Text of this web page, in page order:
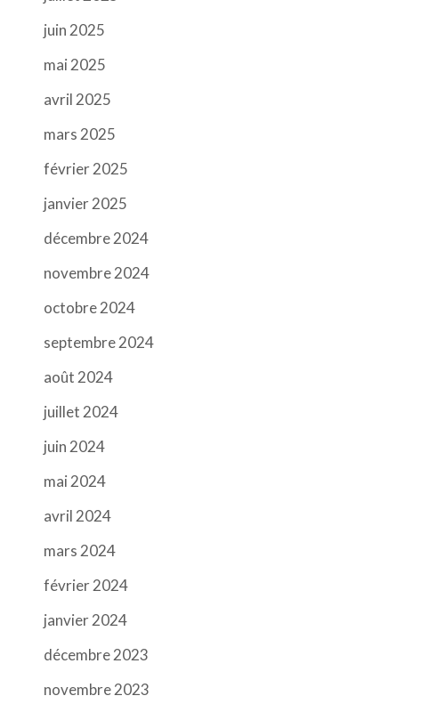
juin 2025
mai 2025
avril 2025
mars 2025
février 2025
janvier 2025
décembre 2024
novembre 2024
octobre 2024
septembre 2024
août 2024
juillet 2024
juin 2024
mai 2024
avril 2024
mars 2024
février 2024
janvier 2024
décembre 2023
novembre 2023